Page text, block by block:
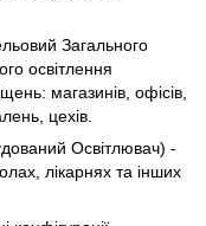
Загального
освітлення
магазинів, офісів,
цехів.
Освітлювач) -
лікарнях та інших